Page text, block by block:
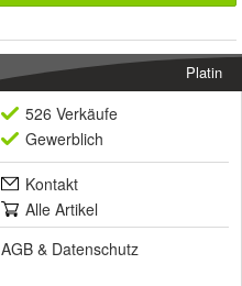
Platin
526 Verkäufe
Gewerblich
Kontakt
Alle Artikel
AGB & Datenschutz